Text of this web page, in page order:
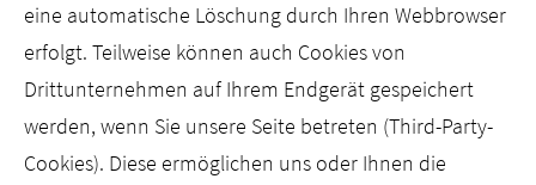
eine automatische Löschung durch Ihren Webbrowser
erfolgt. Teilweise können auch Cookies von
Drittunternehmen auf Ihrem Endgerät gespeichert
werden, wenn Sie unsere Seite betreten (Third-Party-
Cookies). Diese ermöglichen uns oder Ihnen die